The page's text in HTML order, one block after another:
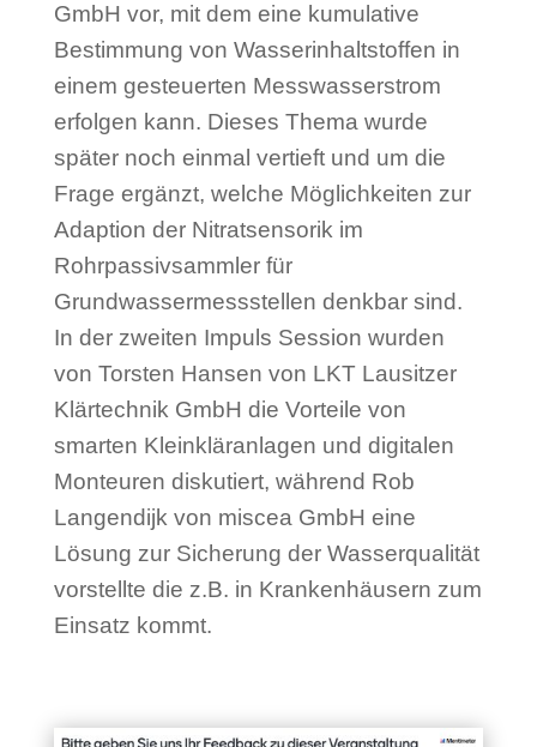
GmbH vor, mit dem eine kumulative
Bestimmung von Wasserinhaltstoffen in
einem gesteuerten Messwasserstrom
erfolgen kann. Dieses Thema wurde
später noch einmal vertieft und um die
Frage ergänzt, welche Möglichkeiten zur
Adaption der Nitratsensorik im
Rohrpassivsammler für
Grundwassermessstellen denkbar sind.
In der zweiten Impuls Session wurden
von Torsten Hansen von LKT Lausitzer
Klärtechnik GmbH die Vorteile von
smarten Kleinkläranlagen und digitalen
Monteuren diskutiert, während Rob
Langendijk von miscea GmbH eine
Lösung zur Sicherung der Wasserqualität
vorstellte die z.B. in Krankenhäusern zum
Einsatz kommt.